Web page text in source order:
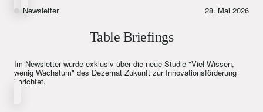
Newsletter
28. Mai 2026
Table Briefings
Im Newsletter wurde exklusiv über die neue Studie "Viel Wissen,
wenig Wachstum" des Dezernat Zukunft zur Innovationsförderung
berichtet.